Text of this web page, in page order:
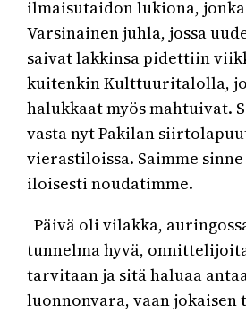
ilmaisutaidon lukiona, jonka
Varsinainen juhla, jossa
saivat lakkinsa pidettiin
kuitenkin Kulttuuritalolla,
halukkaat myös mahtuivat.
vasta nyt Pakilan
vierastiloissa. Saimme
iloisesti noudatimme.
Päivä oli vilakka,
tunnelma hyvä,
tarvitaan ja sitä haluaa
luonnonvara, vaan jokaisen